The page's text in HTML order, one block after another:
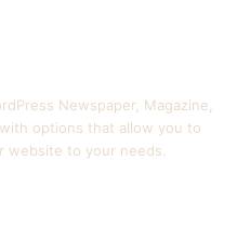
Newspaper, Magazine,
options that allow you to
website to your needs.